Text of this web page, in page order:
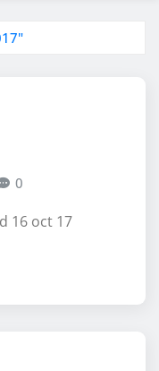
0
16 oct 17